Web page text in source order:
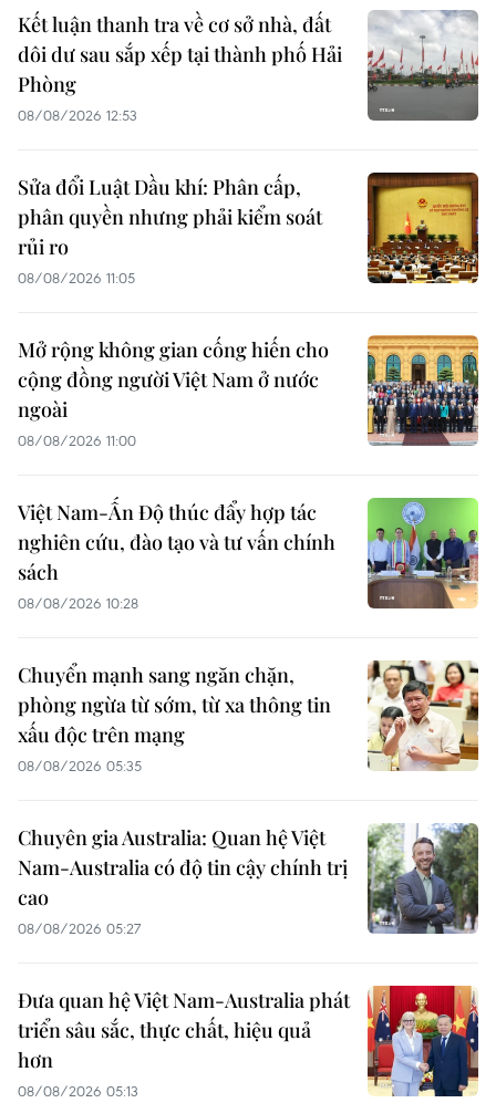
Kết luận thanh tra về cơ sở nhà, đất
dôi dư sau sắp xếp tại thành phố Hải
Phòng
08/08/2026 12:53
Sửa đổi Luật Dầu khí: Phân cấp,
phân quyền nhưng phải kiểm soát
rủi ro
08/08/2026 11:05
Mở rộng không gian cống hiến cho
cộng đồng người Việt Nam ở nước
ngoài
08/08/2026 11:00
Việt Nam-Ấn Độ thúc đẩy hợp tác
nghiên cứu, đào tạo và tư vấn chính
sách
08/08/2026 10:28
Chuyển mạnh sang ngăn chặn,
phòng ngừa từ sớm, từ xa thông tin
xấu độc trên mạng
08/08/2026 05:35
Chuyên gia Australia: Quan hệ Việt
Nam-Australia có độ tin cậy chính trị
cao
08/08/2026 05:27
Đưa quan hệ Việt Nam-Australia phát
triển sâu sắc, thực chất, hiệu quả
hơn
08/08/2026 05:13